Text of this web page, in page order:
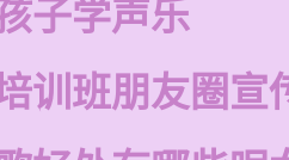
子学声乐
训班朋友圈宣